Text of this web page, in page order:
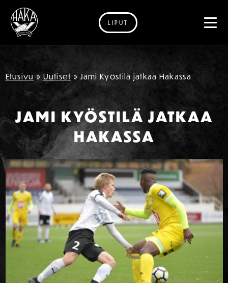
Siirry sisältöön
LIPUT
Etusivu » Uutiset » Jami Kyöstilä jatkaa Hakassa
JAMI KYÖSTILÄ JATKAA
HAKASSA